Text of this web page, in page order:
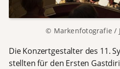
© Markenfotografie /
Die Konzertgestalter des 11.
stellten für den Ersten